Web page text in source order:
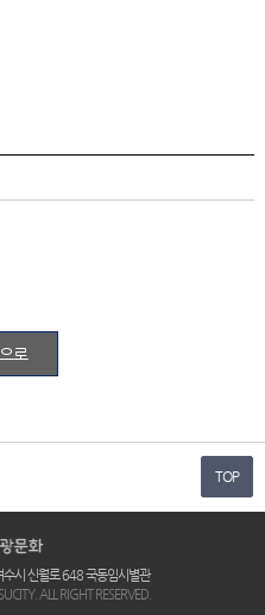
로
TOP
시 신월로 648 국동임시별관
ALL RIGHT RESERVED.